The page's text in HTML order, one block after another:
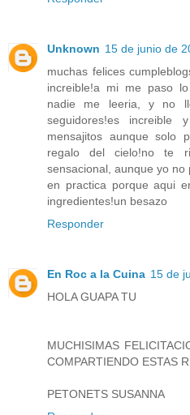
Unknown 15 de junio de
muchas felices
increible!a mi me paso
nadie me leeria, y no
seguidores!es
mensajitos aunque solo
regalo del cielo!no te
sensacional, aunque yo
en practica porque aqui
ingredientes!un besazo
Responder
En Roc a la Cuina 15 de
HOLA GUAPA TU
MUCHISIMAS
COMPARTIENDO ESTAS
PETONETS SUSANNA